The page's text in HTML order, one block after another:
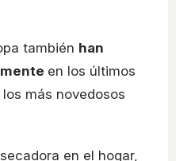
también han
en los últimos
más novedosos
en el hogar,